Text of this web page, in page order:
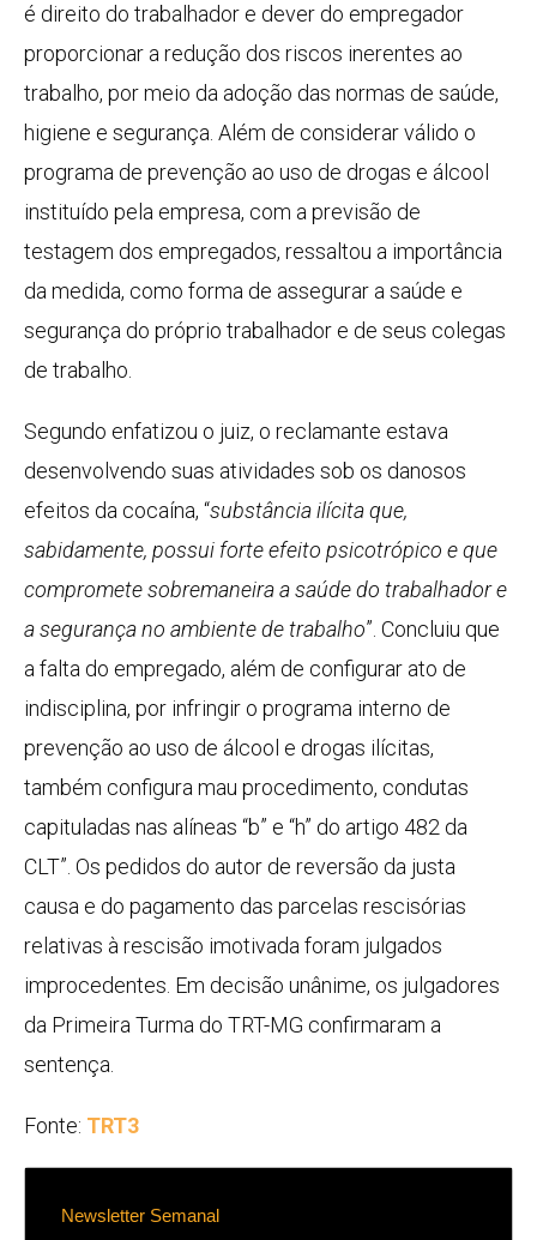
é direito do trabalhador e dever do empregador
proporcionar a redução dos riscos inerentes ao
trabalho, por meio da adoção das normas de saúde,
higiene e segurança. Além de considerar válido o
programa de prevenção ao uso de drogas e álcool
instituído pela empresa, com a previsão de
testagem dos empregados, ressaltou a importância
da medida, como forma de assegurar a saúde e
segurança do próprio trabalhador e de seus colegas
de trabalho.
Segundo enfatizou o juiz, o reclamante estava
desenvolvendo suas atividades sob os danosos
efeitos da cocaína, “substância ilícita que,
sabidamente, possui forte efeito psicotrópico e que
compromete sobremaneira a saúde do trabalhador e
a segurança no ambiente de trabalho”. Concluiu que
a falta do empregado, além de configurar ato de
indisciplina, por infringir o programa interno de
prevenção ao uso de álcool e drogas ilícitas,
também configura mau procedimento, condutas
capituladas nas alíneas “b” e “h” do artigo 482 da
CLT”. Os pedidos do autor de reversão da justa
causa e do pagamento das parcelas rescisórias
relativas à rescisão imotivada foram julgados
improcedentes. Em decisão unânime, os julgadores
da Primeira Turma do TRT-MG confirmaram a
sentença.
Fonte: TRT3
Newsletter Semanal